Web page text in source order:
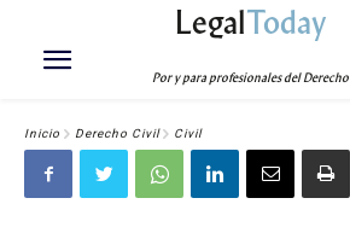
LegalToday
Por y para profesionales del Derecho
Inicio Derecho Civil Civil